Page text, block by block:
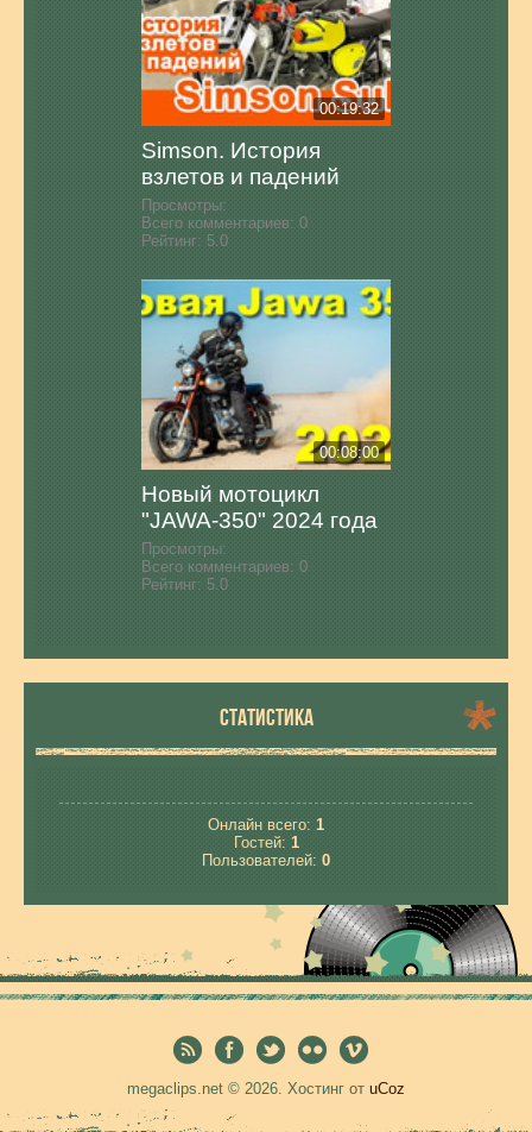
00:19:32
Simson. История
взлетов и падений
Просмотры:
Всего комментариев: 0
Рейтинг: 5.0
00:08:00
Новый мотоцикл
"JAWA-350" 2024 года
Просмотры:
Всего комментариев: 0
Рейтинг: 5.0
СТАТИСТИКА
Онлайн всего: 1
Гостей: 1
Пользователей: 0
megaclips.net © 2026. Хостинг от uCoz